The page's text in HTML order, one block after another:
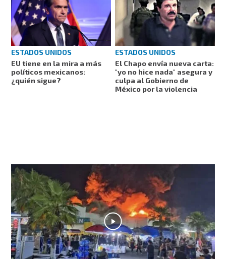
ESTADOS UNIDOS
EU tiene en la mira a más
políticos mexicanos:
¿quién sigue?
ESTADOS UNIDOS
El Chapo envía nueva carta:
"yo no hice nada" asegura y
culpa al Gobierno de
México por la violencia